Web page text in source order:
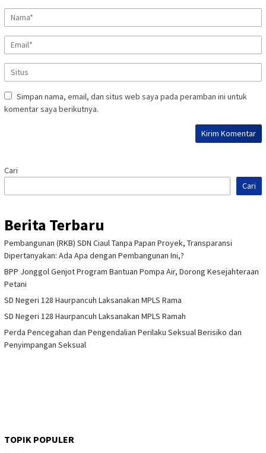
Simpan nama, email, dan situs web saya pada peramban ini untuk
komentar saya berikutnya.
Cari
Cari
Berita Terbaru
Pembangunan (RKB) SDN Ciaul Tanpa Papan Proyek, Transparansi
Dipertanyakan: Ada Apa dengan Pembangunan Ini,?
BPP Jonggol Genjot Program Bantuan Pompa Air, Dorong Kesejahteraan
Petani
SD Negeri 128 Haurpancuh Laksanakan MPLS Rama
SD Negeri 128 Haurpancuh Laksanakan MPLS Ramah
Perda Pencegahan dan Pengendalian Perilaku Seksual Berisiko dan
Penyimpangan Seksual
TOPIK POPULER